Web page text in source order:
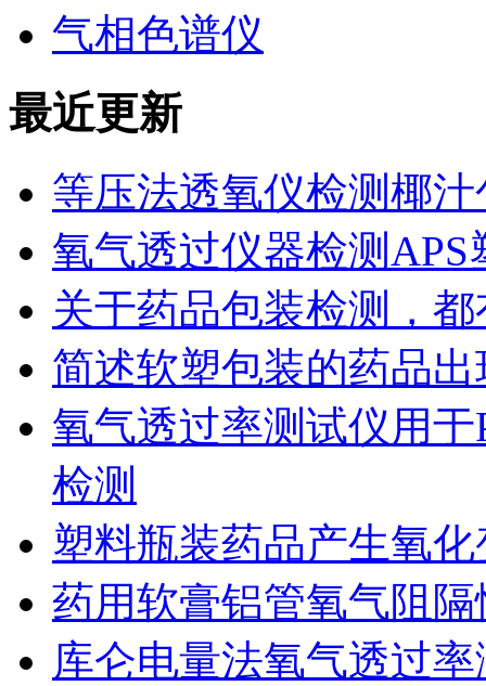
气相色谱仪
最近更新
等压法透氧仪检测椰
氧气透过仪器检测
关于药品包装检测，
简述软塑包装的药品
氧气透过率测试仪用
检测
塑料瓶装药品产生氧
药用软膏铝管氧气阻
库仑电量法氧气透过